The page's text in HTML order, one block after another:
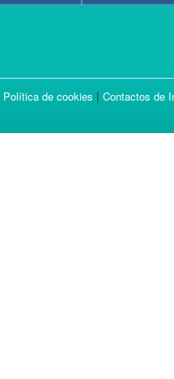
Política de cookies | Contactos de